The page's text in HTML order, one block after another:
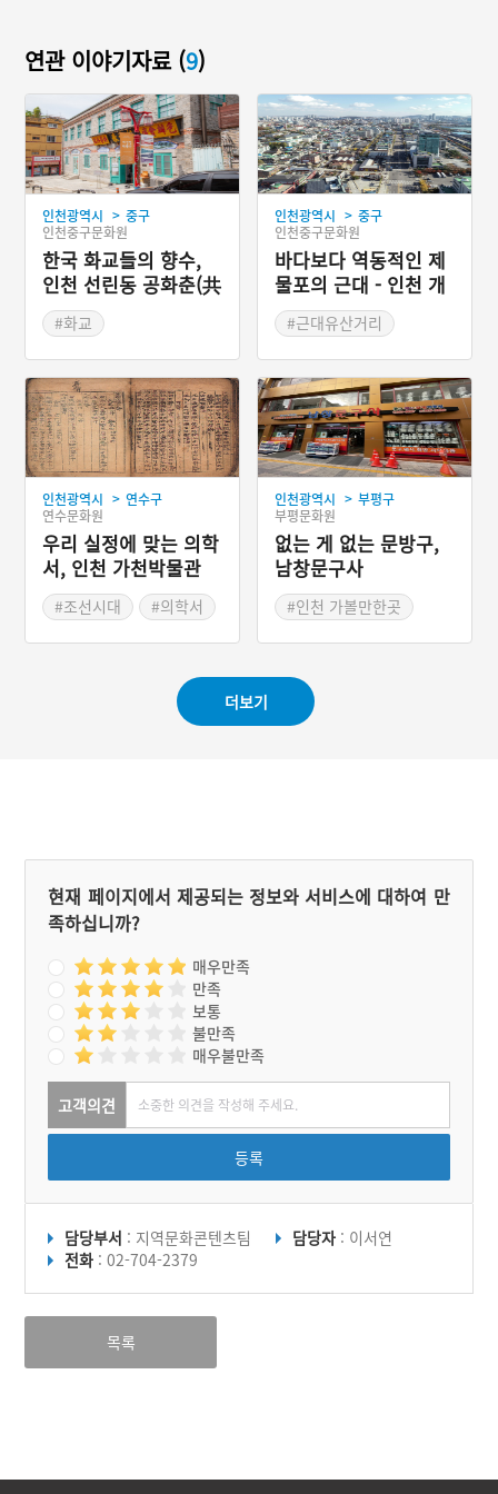
연관 이야기자료 (9)
인천광역시 > 중구
인천중구문화원
한국 화교들의 향수,
인천 선린동 공화춘(共
和春)
#화교
#인천근대역사
#인천 가볼만한곳
인천광역시 > 중구
인천중구문화원
바다보다 역동적인 제
물포의 근대 - 인천 개
항장 근대역사문화지
구#근대유산거리
#인천 가볼만한곳
인천광역시 > 연수구
연수문화원
우리 실정에 맞는 의학
서, 인천 가천박물관
소장 향약제생집성방
#조선시대
#의학서
인천광역시 > 부평구
부평문화원
없는 게 없는 문방구,
남창문구사
#인천 가볼만한곳
더보기
현재 페이지에서 제공되는 정보와 서비스에 대하여 만
족하십니까?
매우만족
만족
보통
불만족
매우불만족
고객의견
등록
담당부서 : 지역문화콘텐츠팀 담당자 : 이서연
전화 : 02-704-2379
목록